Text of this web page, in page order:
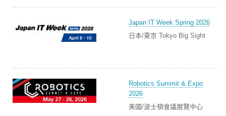
Japan IT Week Spring 2026
日本/東京 Tokyo Big Sight
Robotics Summit & Expo
2026
美國/波士頓會議展覽中心